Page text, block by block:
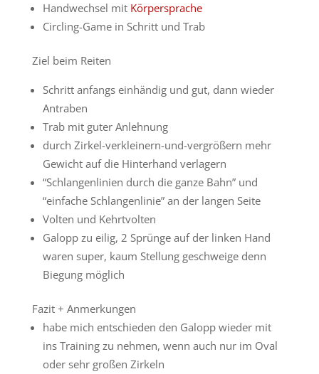
Handwechsel mit Körpersprache
Circling-Game in Schritt und Trab
Ziel beim Reiten
Schritt anfangs einhändig und gut, dann wieder
Antraben
Trab mit guter Anlehnung
durch Zirkel-verkleinern-und-vergrößern mehr
Gewicht auf die Hinterhand verlagern
“Schlangenlinien durch die ganze Bahn” und
“einfache Schlangenlinie” an der langen Seite
Volten und Kehrtvolten
Galopp zu eilig, 2 Sprünge auf der linken Hand
waren super, kaum Stellung geschweige denn
Biegung möglich
Fazit + Anmerkungen
habe mich entschieden den Galopp wieder mit
ins Training zu nehmen, wenn auch nur im Oval
oder sehr großen Zirkeln